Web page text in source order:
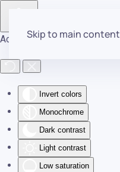
Accessibility Tools
Invert colors
Monochrome
Dark contrast
Light contrast
Low saturation
Skip to main content